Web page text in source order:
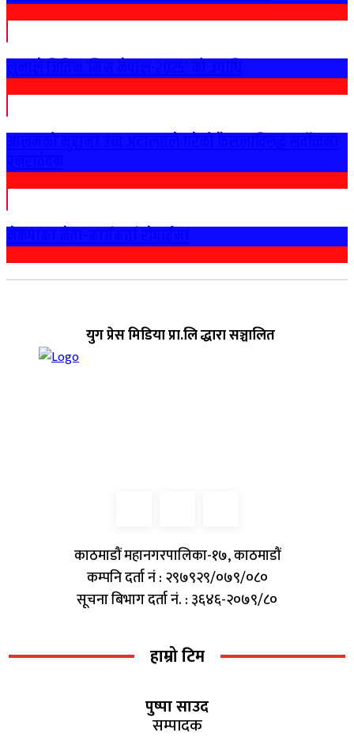
युग प्रेस मिडिया प्रा.लि द्धारा सञ्चालित
काठमाडौं महानगरपालिका-१७, काठमाडौं
कम्पनि दर्ता नं : २९७९२९/०७९/०८०
सूचना बिभाग दर्ता नं. : ३६४६-२०७९/८०
हाम्रो टिम
पुष्पा साउद
सम्पादक